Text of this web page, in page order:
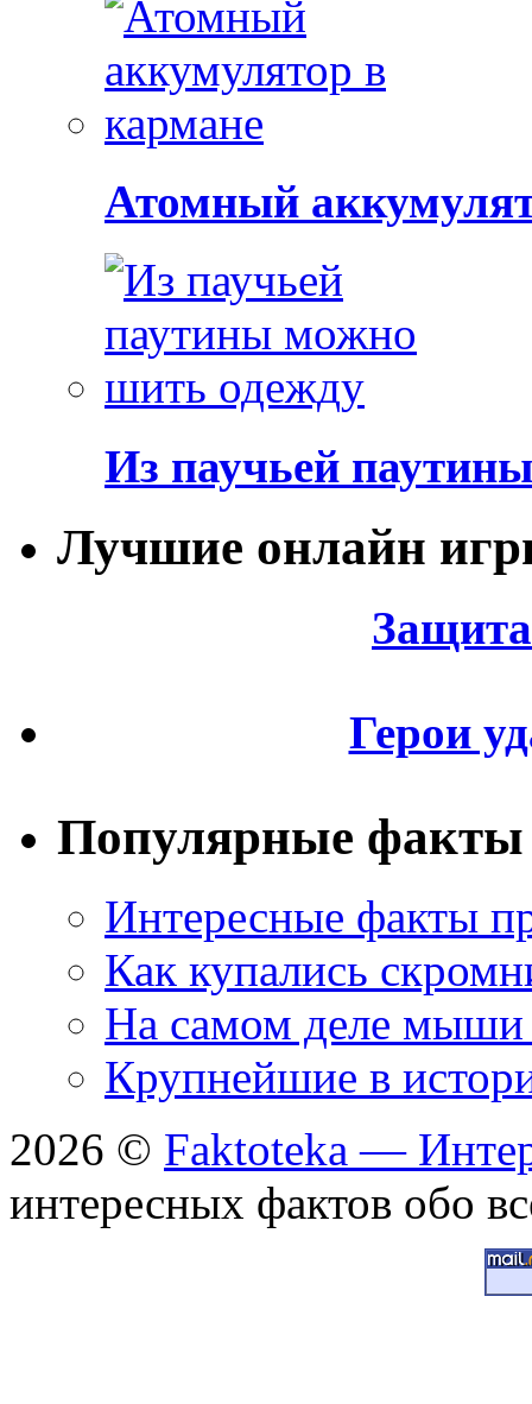
Атомный
Из паучьей
Лучшие онлайн
Герои
Популярные факты
Интересные факты
Как купались
На самом деле мыши
Крупнейшие в
2026 © Faktoteka —
интересных фактов обо